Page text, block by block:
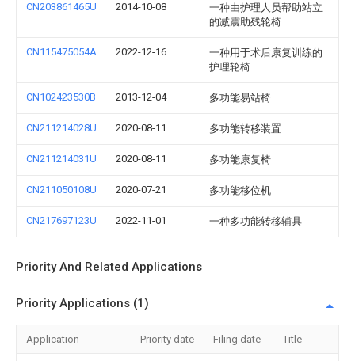
CN203861465U 2014-10-08
一种由护理人员帮助站立
的减震助残轮椅
CN115475054A 2022-12-16
一种用于术后康复训练的
护理轮椅
CN102423530B 2013-12-04 多功能易站椅
CN211214028U 2020-08-11 多功能转移装置
CN211214031U 2020-08-11 多功能康复椅
CN211050108U 2020-07-21 多功能移位机
CN217697123U 2022-11-01 一种多功能转移辅具
Priority And Related Applications
Priority Applications (1)
Application Priority date Filing date Title